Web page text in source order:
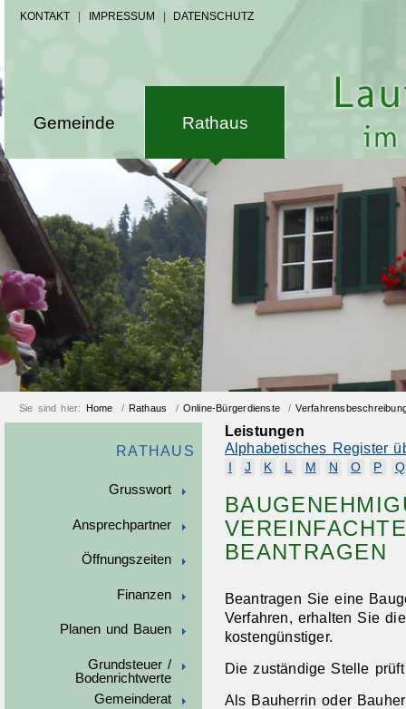
KONTAKT IMPRESSUM DATENSCHUTZ
Gemeinde Rathaus
Sie sind hier: Home / Rathaus / Online-Bürgerdienste /
RATHAUS
Grusswort
Ansprechpartner
Öffnungszeiten
Finanzen
Planen und Bauen
Grundsteuer /
Bodenrichtwerte
Gemeinderat
Leistungen
Alphabetisches Register
J K L M N O P Q
BEANTRAGEN
Beantragen Sie eine
Verfahren, erhalten Sie
kostengünstiger.
Die zuständige Stelle
Als Bauherrin oder